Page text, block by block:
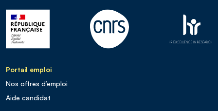
Portail emploi
Nos offres d’emploi
Aide candidat